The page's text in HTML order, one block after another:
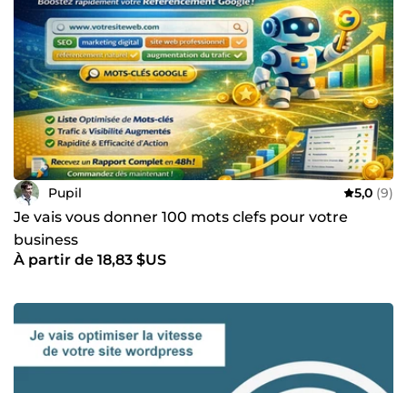
Pupil 5,0 (9)
Je vais vous donner 100 mots clefs pour votre
business
À partir de 18,83 $US